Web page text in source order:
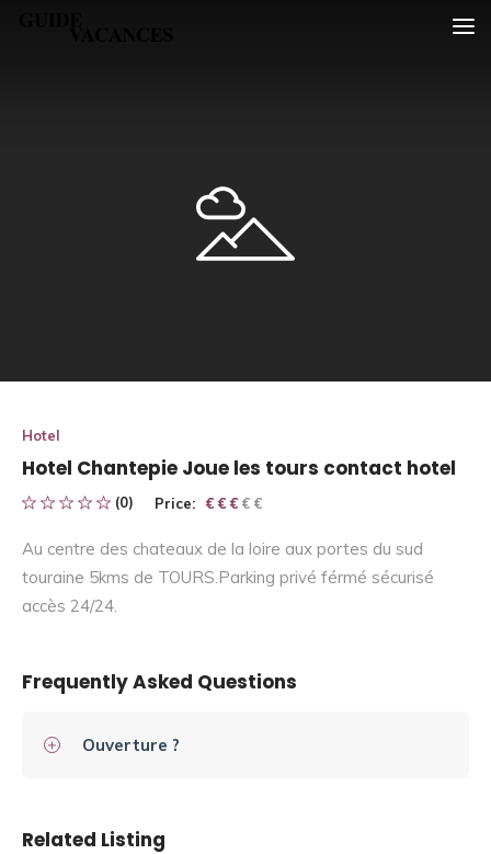
Hotel
Hotel Chantepie Joue les tours contact hotel
(0) Price: € € € € €
€ € €
Au centre des chateaux de la loire aux portes du sud
touraine 5kms de TOURS.Parking privé férmé sécurisé
accès 24/24.
Frequently Asked Questions
Ouverture ?
Related Listing